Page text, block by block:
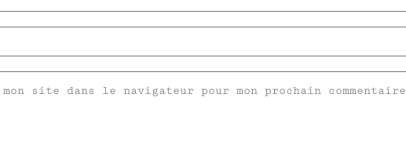
site dans le navigateur pour mon prochain